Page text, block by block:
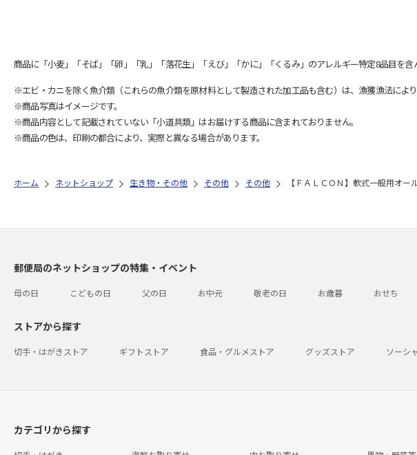
商品に「小麦」「そば」「卵」「乳」「落花生」「えび」「かに」「くるみ」のアレルギー特定8品目を含
※エビ・カニを除く魚介類（これらの魚介類を原材料として製造された加工品も含む）は、漁獲漁法によ
※商品写真はイメージです。
※商品内容として記載されていない「小道具類」はお届けする商品に含まれておりません。
※商品の色は、印刷の都合により、実際と異なる場合があります。
ホーム ネットショップ 生き物・その他 その他 その他 【ＦＡＬＣＯＮ】軟式一般用オ
郵便局のネットショップの特集・イベント
母の日 こどもの日 父の日 お中元 敬老の日 お歳暮 おせち
ストアから探す
切手・はがきストア ギフトストア 食品・グルメストア グッズストア ソーシ
カテゴリから探す